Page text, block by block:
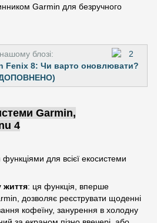
Garmin для безручного
блозі:
Fenix 8: Чи варто оновлювати?
Garmin,
4
для всієї екосистеми
життя: ця функція, вперше
дозволяє реєструвати щоденні
кофеїну, занурення в холодну